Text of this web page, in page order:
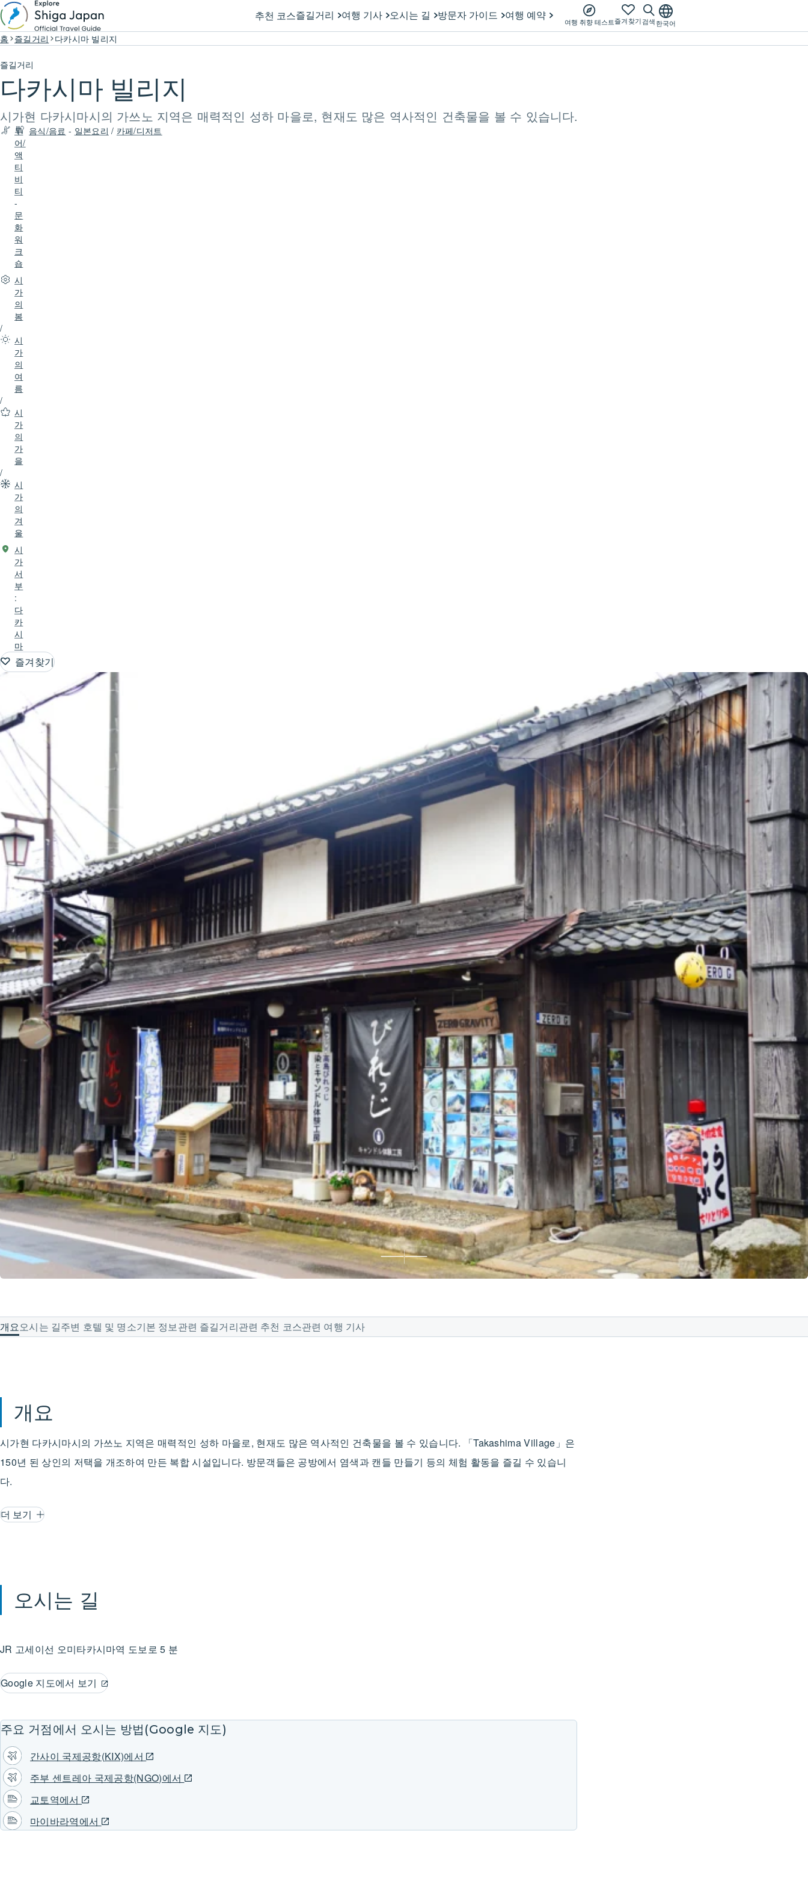
추천 코스즐길거리 여행 기사 오시는 길 방문자 가이드 여행 예약
여행 취향 테스트즐겨찾기 검색 한국어
홈 즐길거리 다카시마 빌리지
즐길거리
다카시마 빌리지
시가현 다카시마시의 가쓰노 지역은 매력적인 성하 마을로, 현재도 많은 역사적인 건축물을 볼 수 있습니다.
투
어/
액
티
비
티
-
문
화
워
크
숍
음식/음료 - 일본요리 / 카페/디저트
시
가
의
봄
/
시
가
의
여
름
/
시
가
의
가
을
/
시
가
의
겨
울
시
가
서
부
:
다
카
시
마
즐겨찾기
개요오시는 길주변 호텔 및 명소기본 정보 관련 즐길거리관련 추천 코스관련 여행 기사
개요
시가현 다카시마시의 가쓰노 지역은 매력적인 성하 마을로, 현재도 많은 역사적인 건축물을 볼 수 있습니다. 「Takashima Village」은
150년 된 상인의 저택을 개조하여 만든 복합 시설입니다. 방문객들은 공방에서 염색과 캔들 만들기 등의 체험 활동을 즐길 수 있습니
다.
더 보기
오시는 길
JR 고세이선 오미타카시마역 도보로 5 분
Google 지도에서 보기
주요 거점에서 오시는 방법(Google 지도)
간사이 국제공항(KIX)에서
주부 센트레아 국제공항(NGO)에서
교토역에서
마이바라역에서